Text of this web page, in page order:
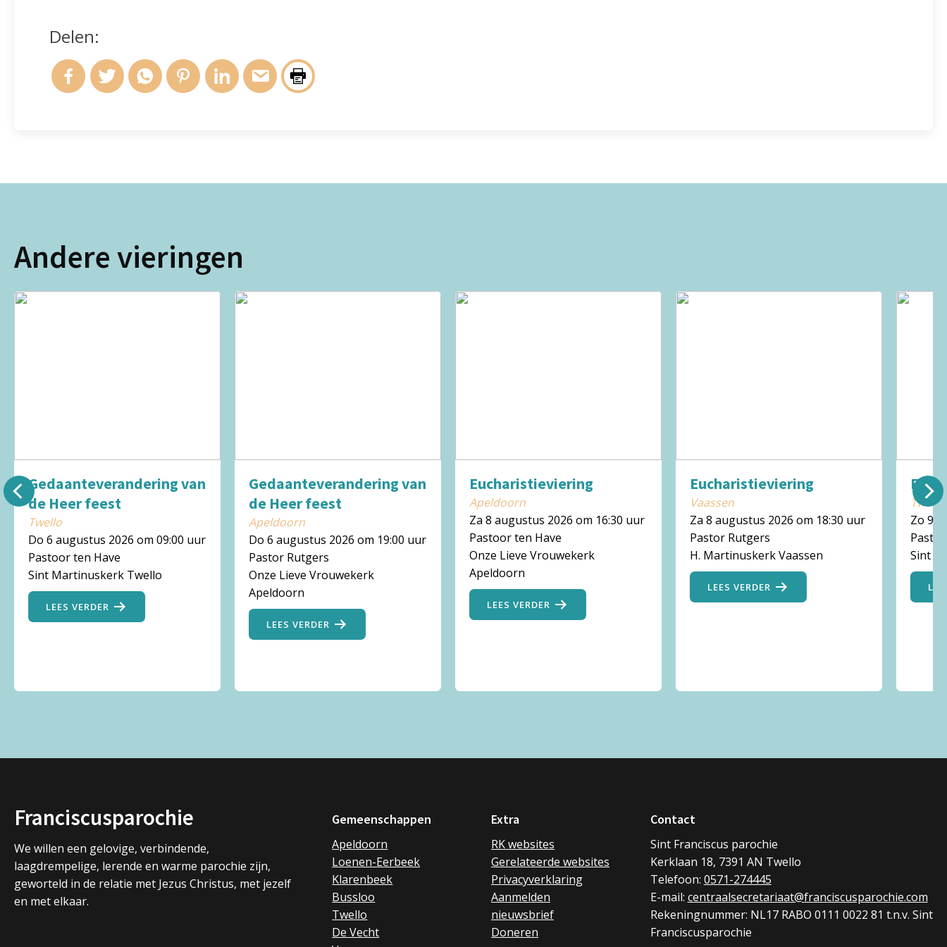
Delen:
Andere vieringen
Gedaanteverandering van
de Heer feest
Twello
Do 6 augustus 2026 om 09:00 uur
Pastoor ten Have
Sint Martinuskerk Twello
LEES VERDER
Gedaanteverandering van
de Heer feest
Apeldoorn
Do 6 augustus 2026 om 19:00 uur
Pastor Rutgers
Onze Lieve Vrouwekerk
Apeldoorn
LEES VERDER
Eucharistieviering
Apeldoorn
Za 8 augustus 2026 om 16:30 uur
Pastoor ten Have
Onze Lieve Vrouwekerk
Apeldoorn
LEES VERDER
Eucharistieviering
Vaassen
Za 8 augustus 2026 om 18:30 uur
Pastor Rutgers
H. Martinuskerk Vaassen
LEES VERDER
Twello
Zo 9
Sint
Franciscusparochie
We willen een gelovige, verbindende,
laagdrempelige, lerende en warme parochie zijn,
geworteld in de relatie met Jezus Christus, met jezelf
en met elkaar.
Gemeenschappen
Apeldoorn
Loenen-Eerbeek
Klarenbeek
Bussloo
Twello
De Vecht
Extra
RK websites
Gerelateerde websites
Privacyverklaring
Aanmelden
nieuwsbrief
Doneren
Contact
Sint Franciscus parochie
Kerklaan 18, 7391 AN Twello
Telefoon: 0571-274445
E-mail: centraalsecretariaat@franciscusparochie.com
Rekeningnummer: NL17 RABO 0111 0022 81 t.n.v. Sint
Franciscusparochie